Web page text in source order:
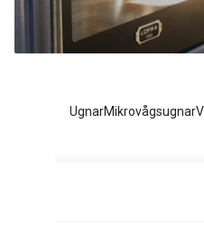
UgnarMikrovågsugnar